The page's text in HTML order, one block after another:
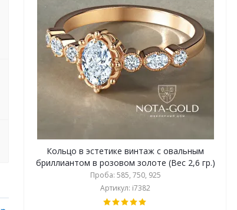
Кольцо в эстетике винтаж с овальным
бриллиантом в розовом золоте (Вес 2,6 гр.)
Проба: 585, 750, 925
Артикул: i7382